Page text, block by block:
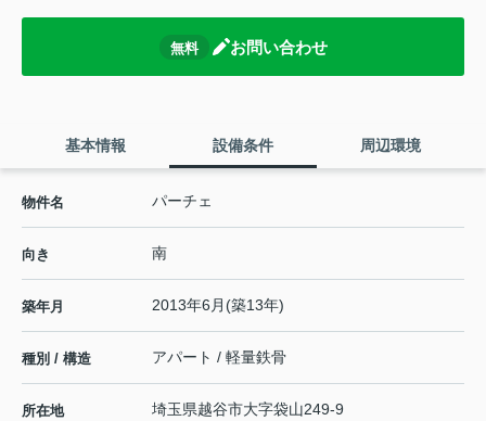
無料 お問い合わせ
基本情報 設備条件 周辺環境
物件名 パーチェ
向き 南
築年月 2013年6月(築13年)
種別 / 構造 アパート / 軽量鉄骨
所在地 埼玉県越谷市大字袋山249-9